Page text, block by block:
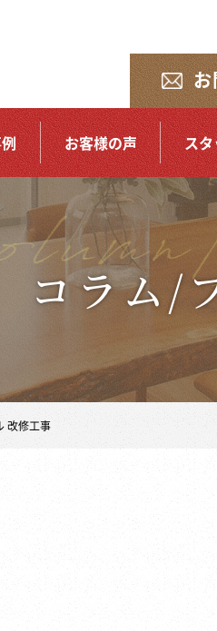
お客様の声 ス
コラム/
改修工事